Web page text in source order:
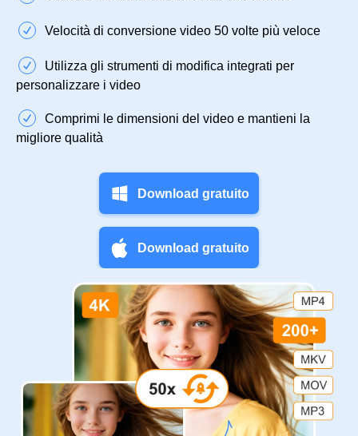
Velocità di conversione video 50 volte più veloce
Utilizza gli strumenti di modifica integrati per
personalizzare i video
Comprimi le dimensioni del video e mantieni la
migliore qualità
Download gratuito
Download gratuito